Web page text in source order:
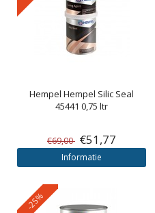
Hempel Hempel Silic Seal
45441 0,75 ltr
€69,00 €51,77
Informatie
-25%